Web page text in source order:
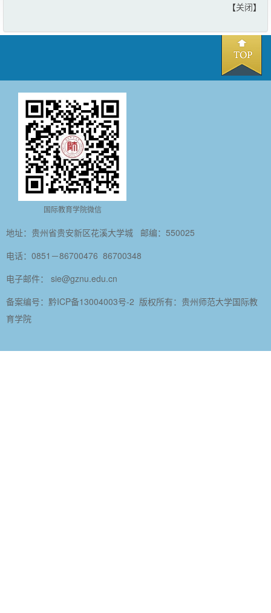
【关闭】
国际教育学院微信
地址：贵州省贵安新区花溪大学城 邮编：550025
电话：0851－86700476 86700348
电子邮件： sie@gznu.edu.cn
备案编号：黔ICP备13004003号-2 版权所有：贵州师范大学国际教
育学院